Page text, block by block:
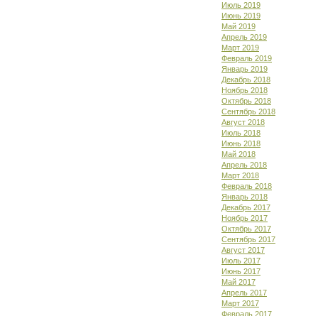
Июль 2019
Июнь 2019
Май 2019
Апрель 2019
Март 2019
Февраль 2019
Январь 2019
Декабрь 2018
Ноябрь 2018
Октябрь 2018
Сентябрь 2018
Август 2018
Июль 2018
Июнь 2018
Май 2018
Апрель 2018
Март 2018
Февраль 2018
Январь 2018
Декабрь 2017
Ноябрь 2017
Октябрь 2017
Сентябрь 2017
Август 2017
Июль 2017
Июнь 2017
Май 2017
Апрель 2017
Март 2017
Февраль 2017